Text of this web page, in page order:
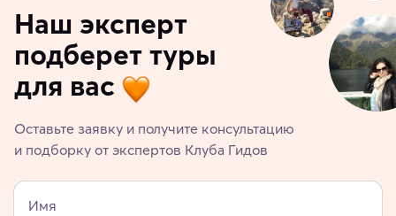
Наш эксперт
подберет туры
для вас
Оставьте заявку и получите консультацию
и подборку от экспертов Клуба Гидов
Имя